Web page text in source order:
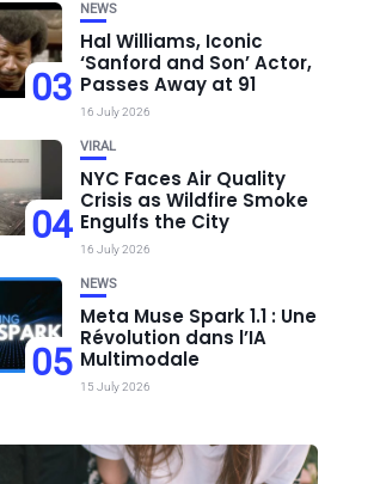
03
NEWS
Hal Williams, Iconic
‘Sanford and Son’ Actor,
Passes Away at 91
16 July 2026
04
VIRAL
NYC Faces Air Quality
Crisis as Wildfire Smoke
Engulfs the City
16 July 2026
05
NEWS
Meta Muse Spark 1.1 : Une
Révolution dans l’IA
Multimodale
15 July 2026